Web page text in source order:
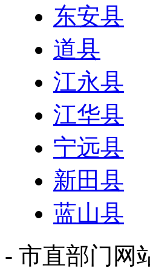
东安县
道县
江永县
江华县
宁远县
新田县
蓝山县
- 市直部门网